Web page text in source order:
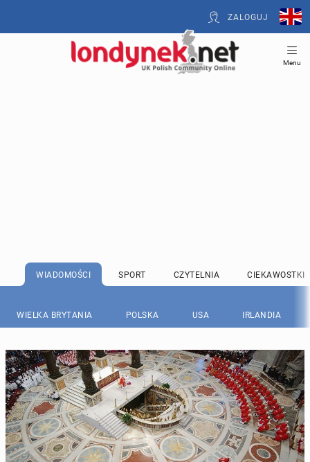
ZALOGUJ
Menu
WIADOMOŚCI SPORT CZYTELNIA CIEKAWOSTKI
WIELKA BRYTANIA POLSKA USA IRLANDIA